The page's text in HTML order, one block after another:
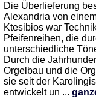
Die Überlieferung
Alexandria von
Ktesibios war
Pfeifenreihen, die
unterschiedliche
Durch die
Orgelbau und die
sie seit der
entwickelt un ...